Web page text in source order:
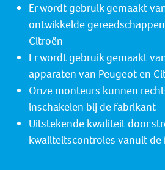
Er wordt gebruik gemaakt
ontwikkelde
Citroën
Er wordt gebruik gemaakt
apparaten van Peugeot en
Onze monteurs kunnen
inschakelen bij de fabrikant
Uitstekende kwaliteit door
kwaliteitscontroles vanuit